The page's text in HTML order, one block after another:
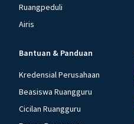
Ruangpeduli
Airis
Bantuan & Panduan
Kredensial Perusahaan
Beasiswa Ruangguru
Cicilan Ruangguru